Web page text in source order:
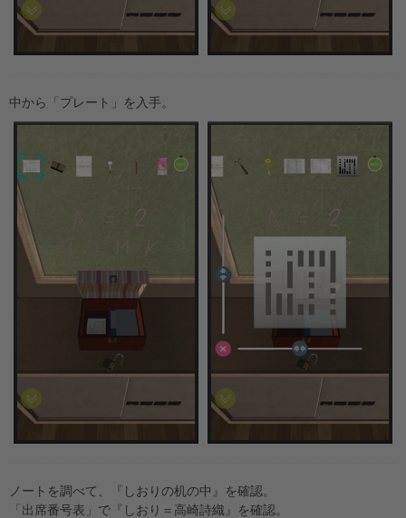
中から「プレート」を入手。
ノートを調べて、『しおりの机の中』を確認。
「出席番号表」で『しおり＝高崎詩織』を確認。